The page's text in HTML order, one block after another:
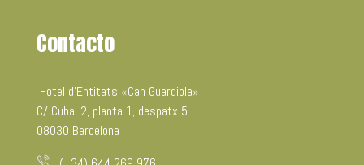
Contacto
Hotel d’Entitats «Can Guardiola»
C/ Cuba, 2, planta 1, despatx 5
08030 Barcelona